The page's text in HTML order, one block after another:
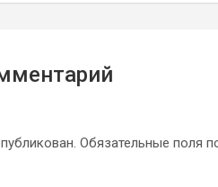
Обязательные поля